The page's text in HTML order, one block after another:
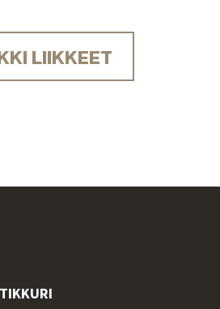
LIIKKEET